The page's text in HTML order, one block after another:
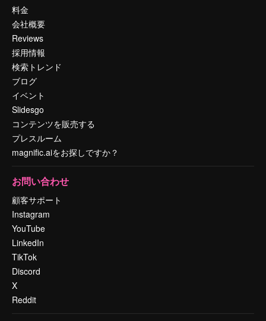
料金
会社概要
Reviews
採用情報
検索トレンド
ブログ
イベント
Slidesgo
コンテンツを販売する
プレスルーム
magnific.aiをお探しですか？
お問い合わせ
顧客サポート
Instagram
YouTube
LinkedIn
TikTok
Discord
X
Reddit